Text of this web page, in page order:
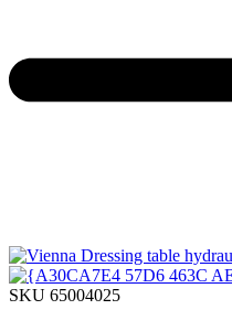
SKU 65004025